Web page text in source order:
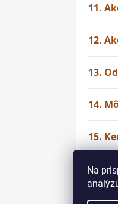
Na
11.
12.
13.
14.
15.
16.
17.